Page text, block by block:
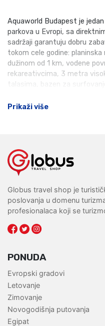
Aquaworld Budapest je
parkova u Evropi, sa
sadržaji garantuju dobru
tokom cele godine: planinska
dužinom od 1 km, vodene
rekareativcima, 3 metra
talasima, bazen za
Prikaži više
Globus travel shop je
poslovanja u domenu
profesionalaca koji se
PONUDA
Evropski gradovi
Letovanje
Zimovanje
Novogodišnja putovanja
Egipat